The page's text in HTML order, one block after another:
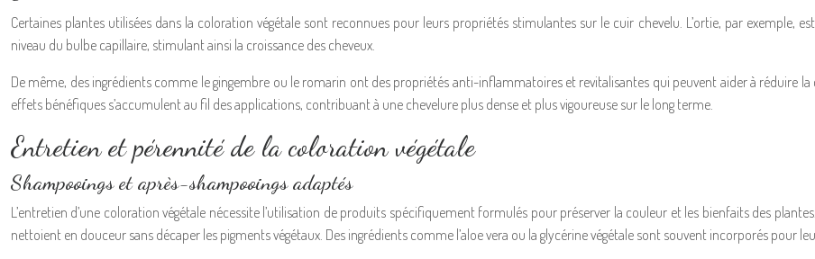
Certaines plantes utilisées dans la coloration végétale sont reconnues pour leurs propriétés stimulantes sur le cuir chevelu. L’ortie, par exemple,
niveau du bulbe capillaire, stimulant ainsi la croissance des cheveux.
De même, des ingrédients comme le gingembre ou le romarin ont des propriétés anti-inflammatoires et revitalisantes qui peuvent aider à réduire
effets bénéfiques s’accumulent au fil des applications, contribuant à une chevelure plus dense et plus vigoureuse sur le long terme.
Entretien et pérennité de la coloration végétale
Shampooings et après-shampooings adaptés
L’entretien d’une coloration végétale nécessite l’utilisation de produits spécifiquement formulés pour préserver la couleur et les bienfaits des
nettoient en douceur sans décaper les pigments végétaux. Des ingrédients comme l’aloe vera ou la glycérine végétale sont souvent incorporés pour